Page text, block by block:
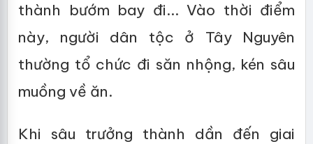
thành bướm bay đi... Vào thời điểm
này, người dân tộc ở Tây Nguyên
thường tổ chức đi săn nhộng, kén sâu
muồng về ăn.
Khi sâu trưởng thành dần đến giai